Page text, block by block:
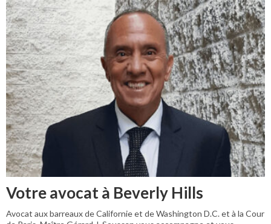
Votre avocat à Beverly Hills
Avocat aux barreaux de Californie et de Washington D.C. et à la Cour